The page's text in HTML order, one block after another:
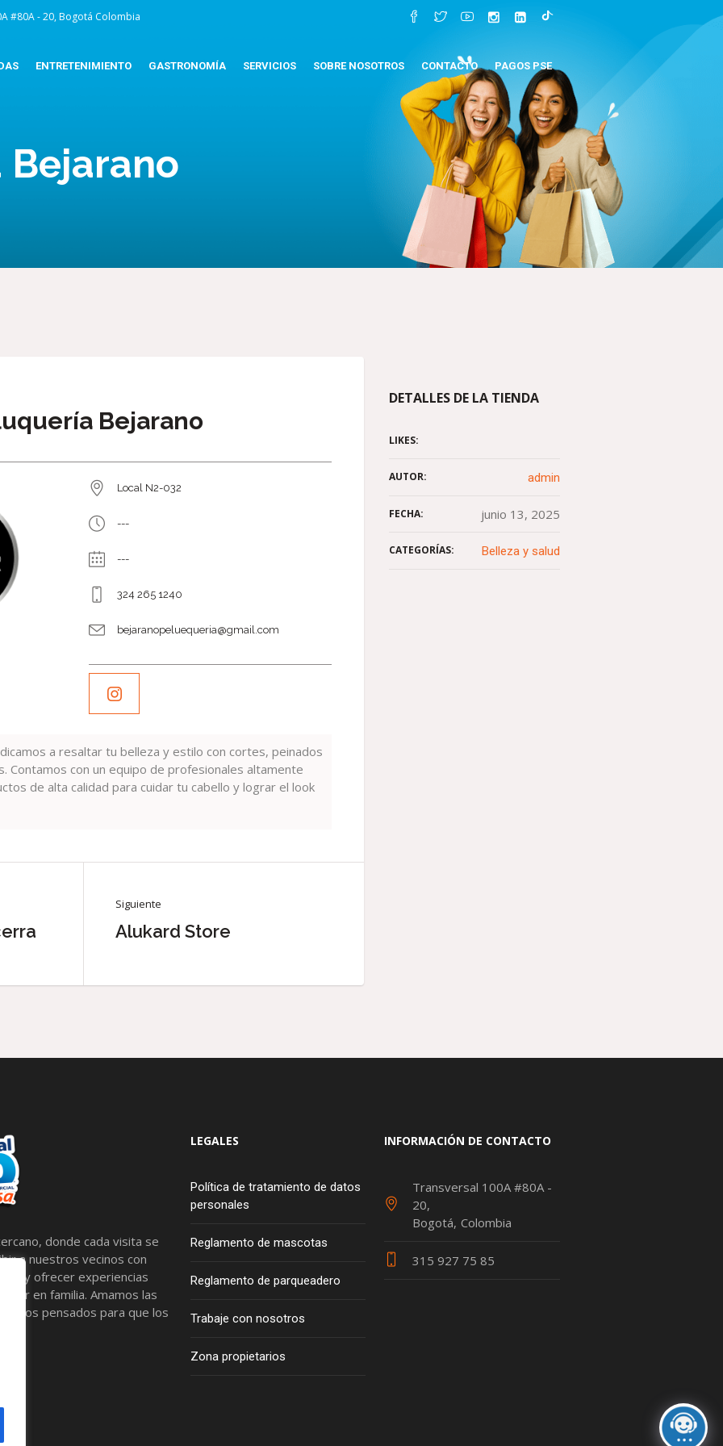
#80A - 20, Bogotá Colombia
ENTRETENIMIENTO GASTRONOMÍA SERVICIOS SOBRE NOSOTROS CONTACTO PAGOS PSE
Bejarano
Local N2-032
---
---
324 265 1240
bejaranopeluequeria@gmail.com
a resaltar tu belleza y estilo con cortes, peinados
Contamos con un equipo de profesionales altamente
de alta calidad para cuidar tu cabello y lograr el look
Siguiente
Alukard Store
DETALLES DE LA TIENDA
LIKES:
AUTOR: admin
FECHA: junio 13, 2025
CATEGORÍAS: Belleza y salud
donde cada visita se
a nuestros vecinos con
y ofrecer experiencias
en familia. Amamos las
pensados para que los
LEGALES
Política de tratamiento de datos
personales
Reglamento de mascotas
Reglamento de parqueadero
Trabaje con nosotros
Zona propietarios
INFORMACIÓN DE CONTACTO
Transversal 100A #80A -
20
Bogotá Colombia
315 927 75 85